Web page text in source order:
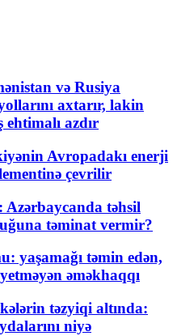
və Rusiya
axtarır, lakin
ehtimalı azdır
Avropadakı enerji
çevrilir
təhsil
təminat vermir?
yaşamağı təmin edən,
əməkhaqqı
təzyiqi altında:
niyə